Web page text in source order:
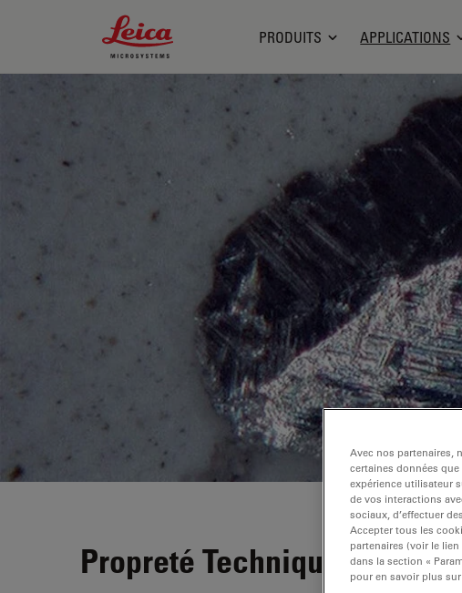
Leica Microsystems Logo
PRODUITS APPLICATIONS
Propreté Technique
Avec nos partenaires,
certaines données
expérience utilisateur
de vos interactions
sociaux, d’effectuer
Accepter tous les
partenaires (voir le
dans la section «
pour en savoir plus